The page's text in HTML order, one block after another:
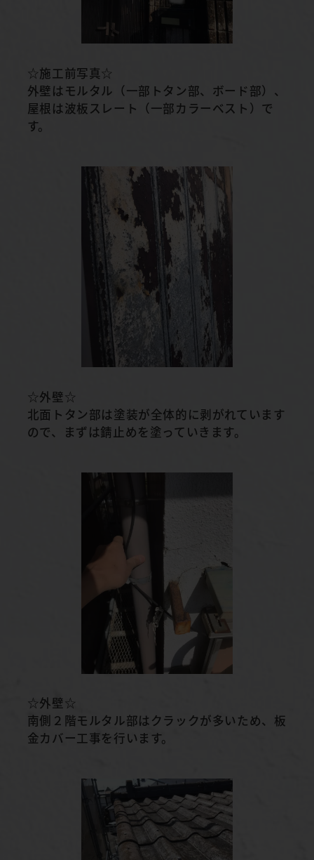
☆施工前写真☆
外壁はモルタル（一部トタン部、ボード部）、
屋根は波板スレート（一部カラーベスト）で
す。
☆外壁☆
北面トタン部は塗装が全体的に剥がれています
ので、まずは錆止めを塗っていきます。
☆外壁☆
南側２階モルタル部はクラックが多いため、板
金カバー工事を行います。